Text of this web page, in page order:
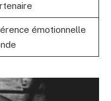
émotionnelle